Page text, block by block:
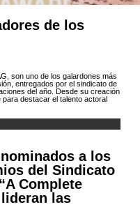
de los
son uno de los galardones más
entregados por el sindicato de
del año. Desde su creación
destacar el talento actoral
a los
del Sindicato
Complete
lideran las